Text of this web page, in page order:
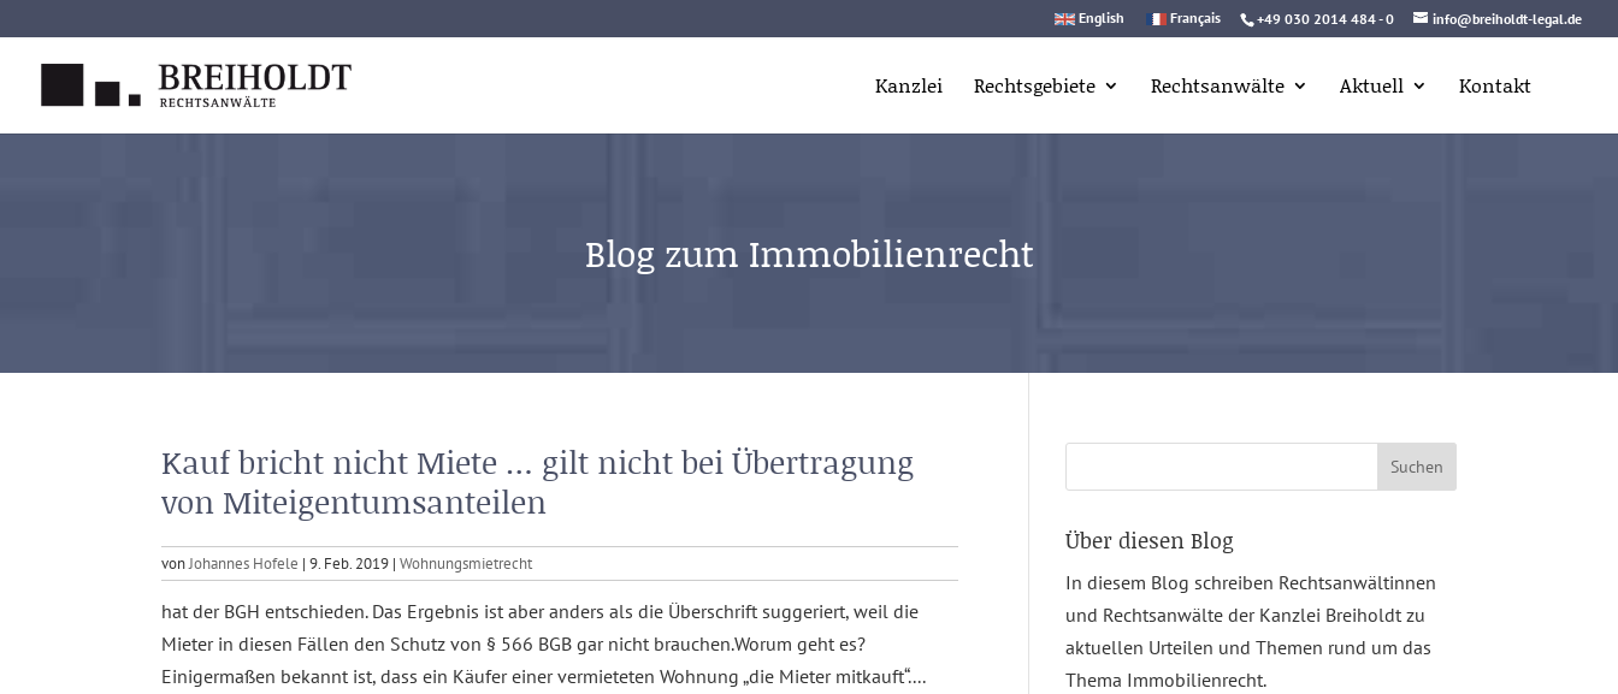
to
content
+49 030 2014 484 - 0 info@breiholdt-legal.de
English Français
Kanzlei Rechtsgebiete Rechtsanwälte Aktuell Kontakt
Blog zum Immobilienrecht
Kauf bricht nicht Miete … gilt nicht bei Übertragung
von Miteigentumsanteilen
vonJohannes Hofele |9. Feb. 2019 |Wohnungsmietrecht
hat der BGH entschieden. Das Ergebnis ist aber anders als die Überschrift suggeriert, weil die
Mieter in diesen Fällen den Schutz von § 566 BGB gar nicht brauchen.Worum geht es?
Einigermaßen bekannt ist, dass ein Käufer einer vermieteten Wohnung „die Mieter mitkauft“....
Über diesen Blog
In diesem Blog schreiben Rechtsanwältinnen
und Rechtsanwälte der Kanzlei Breiholdt zu
aktuellen Urteilen und Themen rund um das
Thema Immobilienrecht.